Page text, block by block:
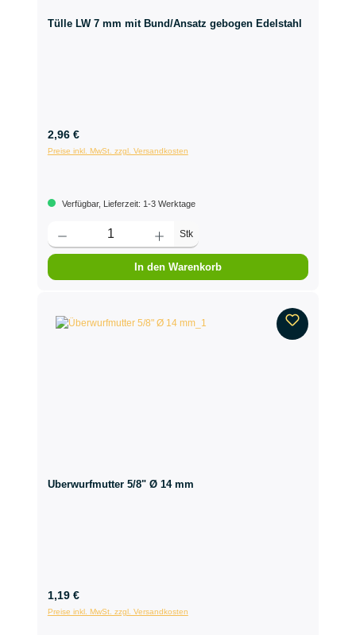
Tülle LW 7 mm mit Bund/Ansatz gebogen Edelstahl
2,96 €
Preise inkl. MwSt. zzgl. Versandkosten
Verfügbar, Lieferzeit: 1-3 Werktage
Stk
In den Warenkorb
Überwurfmutter 5/8" Ø 14 mm
1,19 €
Preise inkl. MwSt. zzgl. Versandkosten